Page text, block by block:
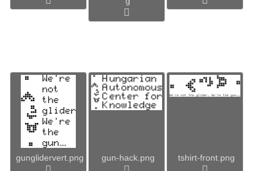
gunglidervert.png gun-hack.png tshirt-front.png